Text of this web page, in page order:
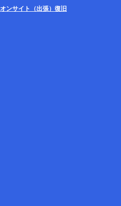
オンサイト（出張）復旧